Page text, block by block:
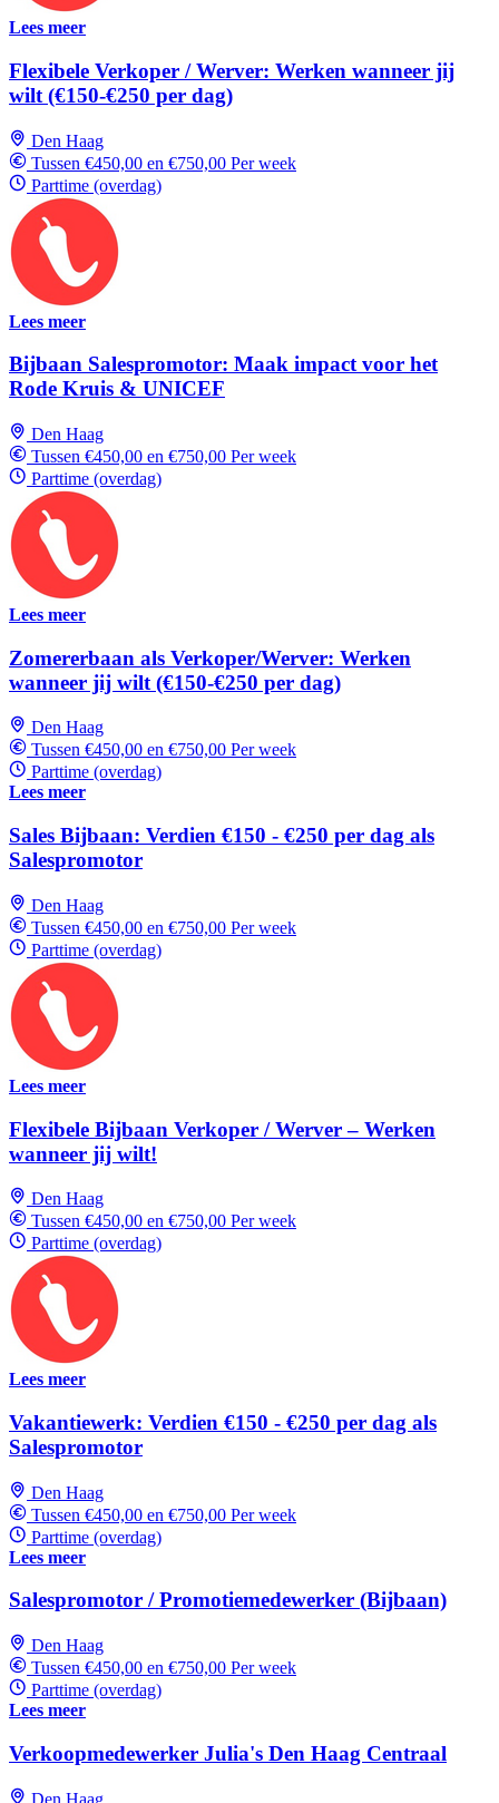
Lees meer
Flexibele Verkoper / Werver: Werken wanneer jij
wilt (€150-€250 per dag)
Den Haag
Tussen €450,00 en €750,00 Per week
Parttime (overdag)
Lees meer
Bijbaan Salespromotor: Maak impact voor het
Rode Kruis & UNICEF
Den Haag
Tussen €450,00 en €750,00 Per week
Parttime (overdag)
Lees meer
Zomererbaan als Verkoper/Werver: Werken
wanneer jij wilt (€150-€250 per dag)
Den Haag
Tussen €450,00 en €750,00 Per week
Parttime (overdag)
Lees meer
Sales Bijbaan: Verdien €150 - €250 per dag als
Salespromotor
Den Haag
Tussen €450,00 en €750,00 Per week
Parttime (overdag)
Lees meer
Flexibele Bijbaan Verkoper / Werver – Werken
wanneer jij wilt!
Den Haag
Tussen €450,00 en €750,00 Per week
Parttime (overdag)
Lees meer
Vakantiewerk: Verdien €150 - €250 per dag als
Salespromotor
Den Haag
Tussen €450,00 en €750,00 Per week
Parttime (overdag)
Lees meer
Salespromotor / Promotiemedewerker (Bijbaan)
Den Haag
Tussen €450,00 en €750,00 Per week
Parttime (overdag)
Lees meer
Verkoopmedewerker Julia's Den Haag Centraal
Den Haag